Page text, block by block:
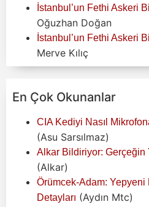
İstanbul’un Fethi Askeri
Oğuzhan Doğan
İstanbul’un Fethi Askeri
Merve Kılıç
En Çok Okunanlar
CIA Kediyi Nasıl
(Asu Sarsılmaz)
Alkar Bildiriyor: Gerçeğin
(Alkar)
Örümcek-Adam:
Detayları (Aydın Mtc)